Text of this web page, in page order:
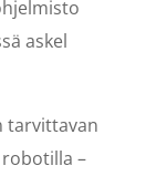
askel
tarvittavan
–